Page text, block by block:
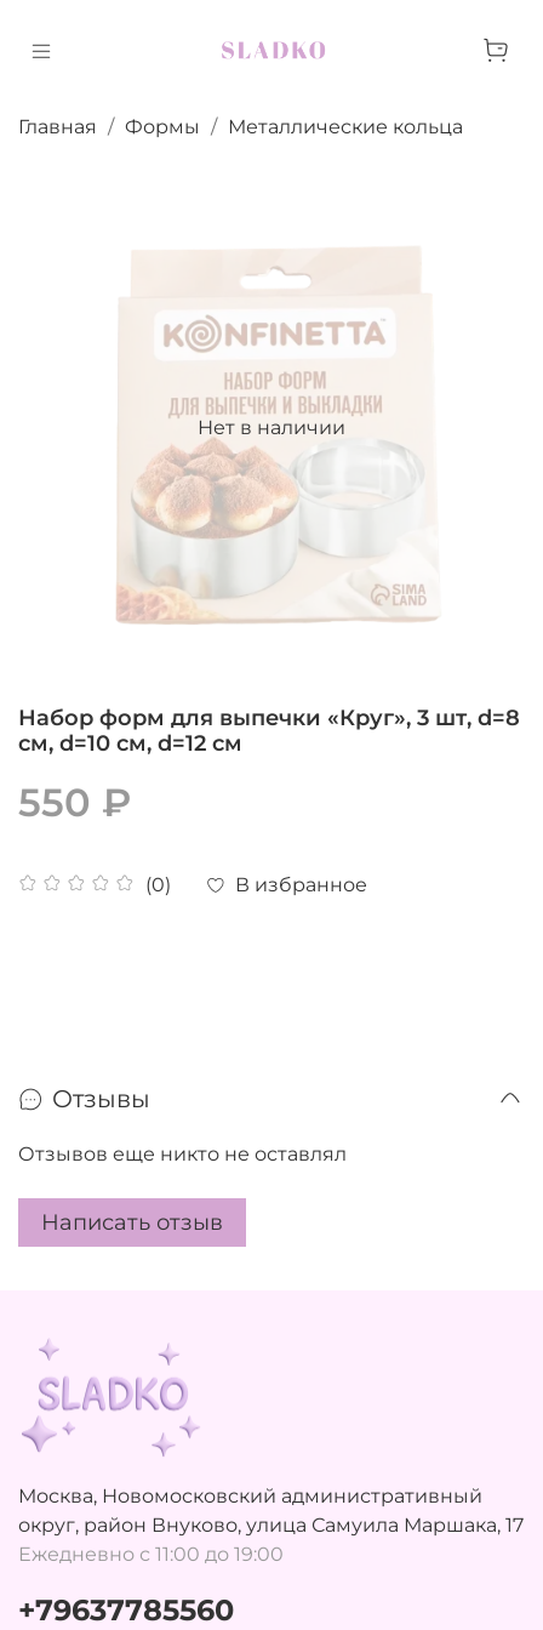
Главная Формы Металлические кольца
Нет в наличии
Набор форм для выпечки «Круг», 3 шт, d=8
см, d=10 см, d=12 см
(0) В избранное
550 ₽
Отзывы
Отзывов еще никто не оставлял
Написать отзыв
Москва, Новомосковский административный
округ, район Внуково, улица Самуила Маршака, 17
Ежедневно с 11:00 до 19:00
+79637785560